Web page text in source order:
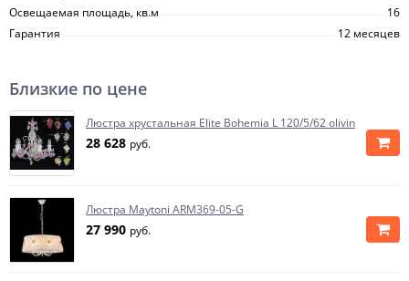
Освещаемая площадь, кв.м
16
Гарантия
12 месяцев
Близкие по цене
Люстра хрустальная Elite Bohemia L 120/5/62 olivin
28 628 руб.
Люстра Maytoni ARM369-05-G
27 990 руб.